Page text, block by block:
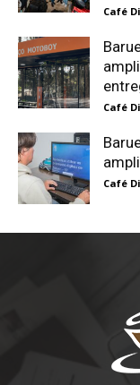
Café
Café
Café